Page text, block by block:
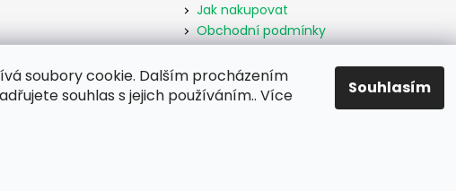
soubory cookie. Dalším procházením
souhlas s jejich používáním.. Více
Souhlasím
Jak nakupovat
Obchodní podmínky
Formulář odstoupení od smlouvy
Moje objednávka